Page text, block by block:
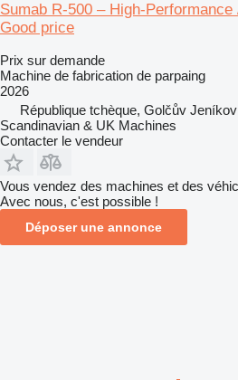
Sumab R-500 – High-
Good price
Prix sur demande
Machine de fabrication de parpaing
2026
République tchèque, Golčův Jeníkov
Scandinavian & UK Machines
Contacter le vendeur
Vous vendez des machines et des
Avec nous, c'est possible !
Déposer une annonce